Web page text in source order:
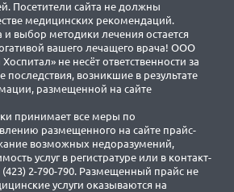
Посетители сайта не должны
медицинских рекомендаций.
выбор методики лечения остается
вашего лечащего врача! ООО
не несёт ответственности за
возникшие в результате
размещенной на сайте
принимает все меры по
размещенного на сайте прайс-
возможных недоразумений,
услуг в регистратуре или в контакт-
2-790-790. Размещенный прайс не
услуги оказываются на